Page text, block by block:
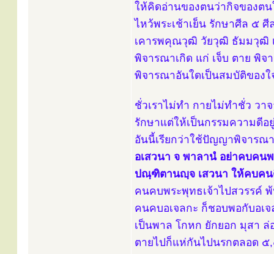
ให้คิดอ่านของตนว่ากิจของตน
ไหว้พระเช้าเย็น รักษาศีล ๕ ศี
เคารพคุณวุฒิ วัยวุฒิ ธัมมวุฒิ
พิจารณาเกิด แก่ เจ็บ ตาย พิ
พิจารณาอันใดเป็นสมบัติของใ
ชั่วเราไม่ทำ กายไม่ทำชั่ว ว
รักษาแต่ให้เป็นกรรมความดีอ
อันนี้เรียกว่าใช้ปัญญาพิจารณ
อเสวนา จ พาลานํ อย่าคบค
ปณฺฑิตานญฺจ เสวนา ให้คบค
คนคบพระพุทธเจ้าไปสวรรค์
คนคบอเจลกะ ก็ชอบพอกับอเจ
เป็นพาล โกหก ยักยอก มุสา
ตายไปก็แห่กันไปนรกตลอด ๕